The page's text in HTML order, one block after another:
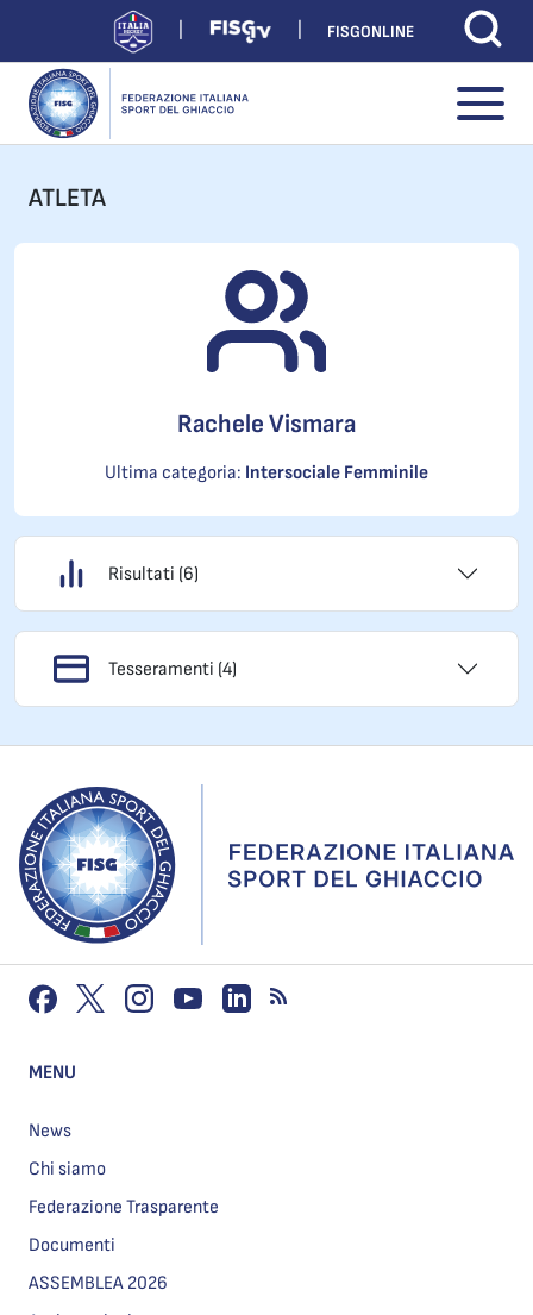
FISGONLINE
ATLETA
Rachele Vismara
Ultima categoria: Intersociale Femminile
Risultati (6)
Tesseramenti (4)
MENU
News
Chi siamo
Federazione Trasparente
Documenti
ASSEMBLEA 2026